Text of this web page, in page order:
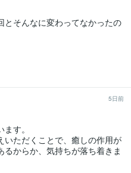
とそんなに変わってなかったの
5日前
す。
いただくことで、癒しの作用が
からか、気持ちが落ち着きま